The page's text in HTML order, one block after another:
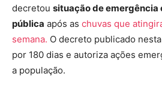
decretou situação de emergência
pública após as chuvas que
semana. O decreto publicado
por 180 dias e autoriza ações
a população.